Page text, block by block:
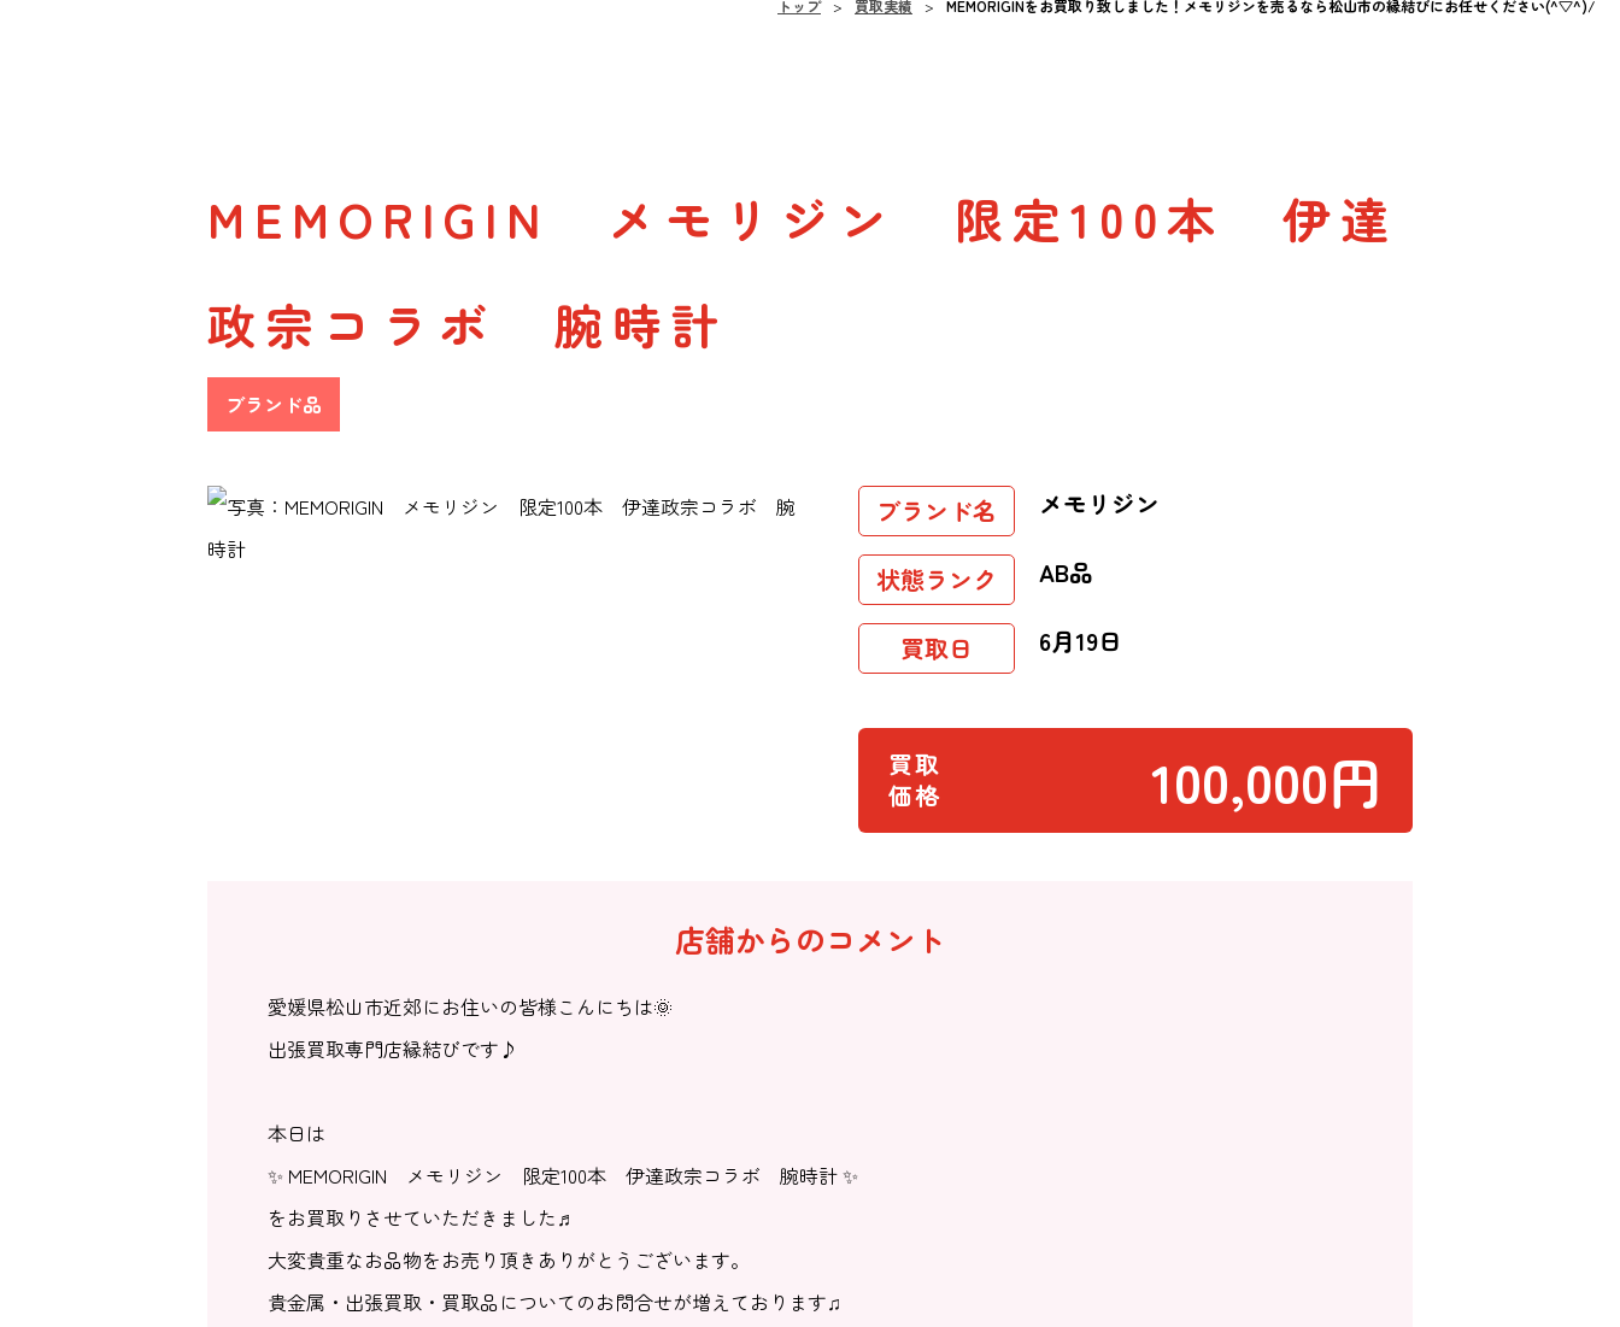
トップ 買取実績 MEMORIGINをお買取り致しました！メモリジンを売るなら松山市の縁結びにお任せください(^▽^)/
MEMORIGIN メモリジン 限定100本 伊達
政宗コラボ 腕時計
ブランド品
ブランド名 メモリジン
状態ランク AB品
買取日 6月19日
買取
価格
100,000円
店舗からのコメント
愛媛県松山市近郊にお住いの皆様こんにちは🌞
出張買取専門店縁結びです♪
本日は
✨ MEMORIGIN メモリジン 限定100本 伊達政宗コラボ 腕時計 ✨
をお買取りさせていただきました♬
大変貴重なお品物をお売り頂きありがとうございます。
貴金属・出張買取・買取品についてのお問合せが増えております♫